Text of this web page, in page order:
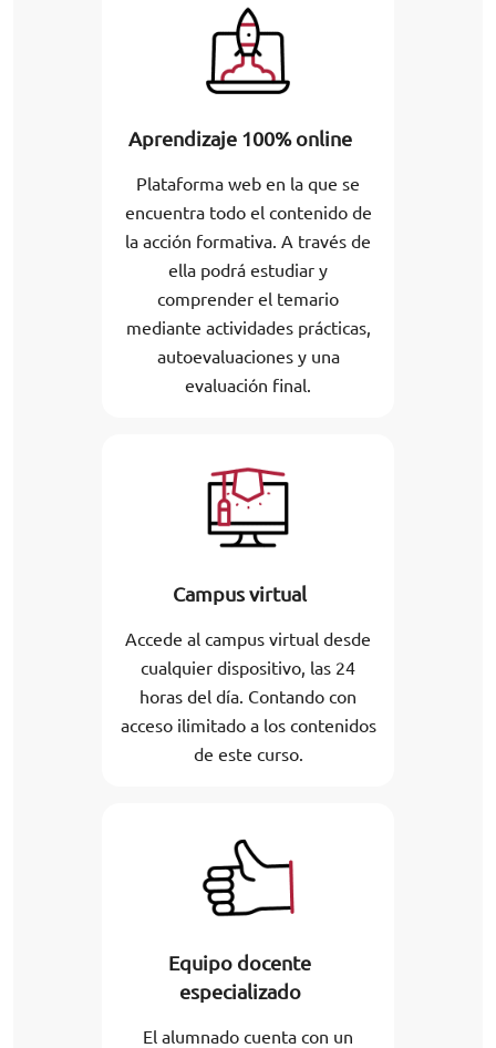
Aprendizaje 100% online
Plataforma web en la que se
encuentra todo el contenido de
la acción formativa. A través de
ella podrá estudiar y
comprender el temario
mediante actividades prácticas,
autoevaluaciones y una
evaluación final.
Campus virtual
Accede al campus virtual desde
cualquier dispositivo, las 24
horas del día. Contando con
acceso ilimitado a los contenidos
de este curso.
Equipo docente
especializado
El alumnado cuenta con un